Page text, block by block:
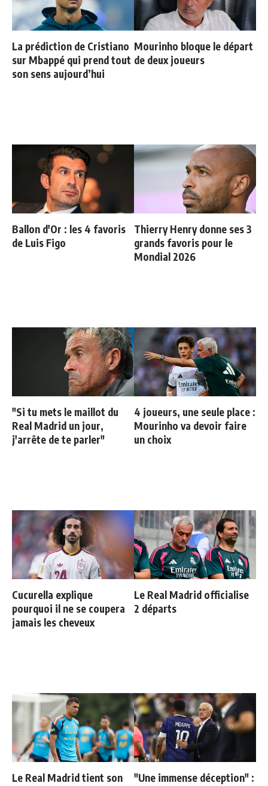
La prédiction de Cristiano
sur Mbappé qui prend tout
son sens aujourd’hui
Mourinho bloque le départ
de deux joueurs
Ballon d'Or : les 4 favoris
de Luis Figo
Thierry Henry donne ses 3
grands favoris pour le
Mondial 2026
"Si tu mets le maillot du
Real Madrid un jour,
j'arrête de te parler"
4 joueurs, une seule place :
Mourinho va devoir faire
un choix
Cucurella explique
pourquoi il ne se coupera
jamais les cheveux
Le Real Madrid officialise
2 départs
Le Real Madrid tient son
"Une immense déception" :